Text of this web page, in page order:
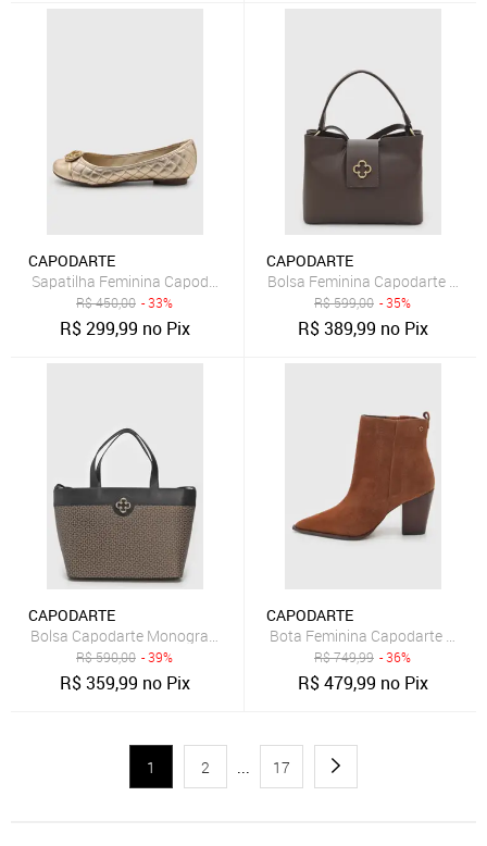
CAPODARTE
Sapatilha Feminina Capodarte Couro Matelassê Dourada
R$450,00 - 33%
R$299,99 no Pix
CAPODARTE
Bolsa Feminina Capodarte
R$599,00 - 35%
R$389,99 no Pix
CAPODARTE
Bolsa Capodarte Monograma Preta
R$590,00 - 39%
R$359,99 no Pix
CAPODARTE
Bota Feminina Capodarte
R$749,99 - 36%
R$479,99 no Pix
1 2 ... 17